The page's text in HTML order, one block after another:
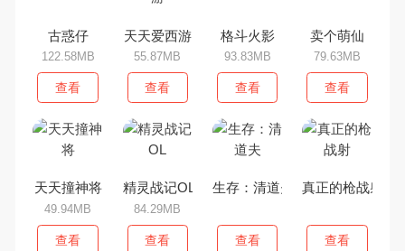
古惑仔
122.58MB
查看
天天爱西游
55.87MB
查看
格斗火影
93.83MB
查看
卖个萌仙
79.63MB
查看
天天撞神将
49.94MB
查看
精灵战记OL
84.29MB
查看
生存：清道夫
查看
真正的枪战射
查看